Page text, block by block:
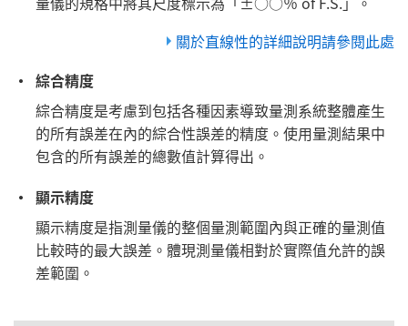
關於直線性的詳細說明請參閱此處
綜合精度
綜合精度是考慮到包括各種因素導致量測系統整體產生
的所有誤差在內的綜合性誤差的精度。使用量測結果中
包含的所有誤差的總數值計算得出。
顯示精度
顯示精度是指測量儀的整個量測範圍內與正確的量測值
比較時的最大誤差。體現測量儀相對於實際值允許的誤
差範圍。